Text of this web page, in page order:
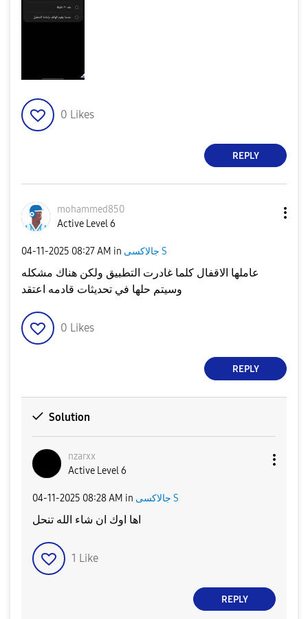
0 Likes
REPLY
mohammed850
Active Level 6
‎04-11-2025 08:27 AM in جالاكسى S
عاملها الاقفال كلما غادرت التطبيق ولكن هناك مشكله
وسيتم حلها في تحديثات قادمه اعتقد
0 Likes
REPLY
Solution
nzarxx
Active Level 6
‎04-11-2025 08:28 AM in جالاكسى S
اها اوك ان شاء الله تنحل
1 Like
REPLY